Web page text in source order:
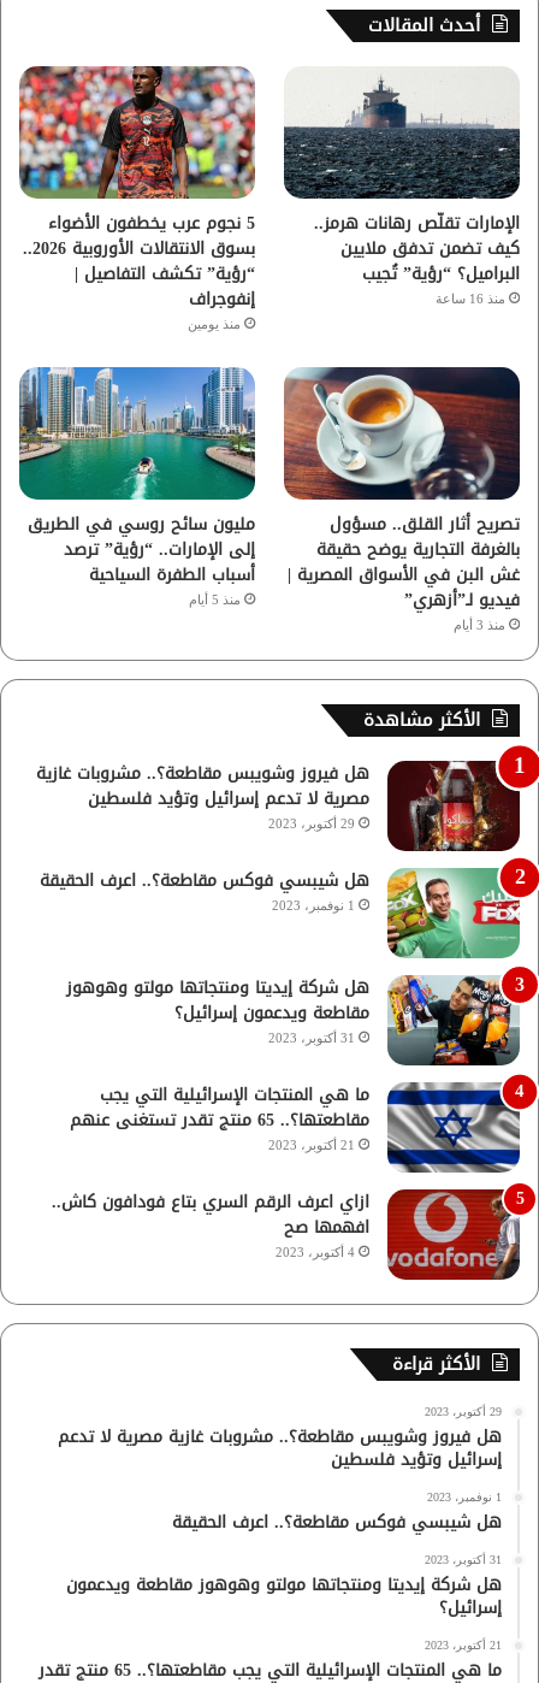
س
ب
ك
ي
و
ب
ت
ق
ر
م
أحدث المقالات
الإمارات تقلّص رهانات هرمز..
كيف تضمن تدفق ملايين
البراميل؟ “رؤية” تُجيب
منذ 16 ساعة
5 نجوم عرب يخطفون الأضواء
بسوق الانتقالات الأوروبية 2026..
“رؤية” تكشف التفاصيل |
إنفوجراف
منذ يومين
تصريح أثار القلق.. مسؤول
بالغرفة التجارية يوضح حقيقة
غش البن في الأسواق المصرية |
فيديو لـ”أزهري”
منذ 3 أيام
مليون سائح روسي في الطريق
إلى الإمارات.. “رؤية” ترصد
أسباب الطفرة السياحية
منذ 5 أيام
الأكثر مشاهدة
هل فيروز وشويبس مقاطعة؟.. مشروبات غازية
مصرية لا تدعم إسرائيل وتؤيد فلسطين
29 أكتوبر، 2023
هل شيبسي فوكس مقاطعة؟.. اعرف الحقيقة
1 نوفمبر، 2023
هل شركة إيديتا ومنتجاتها مولتو وهوهوز
مقاطعة ويدعمون إسرائيل؟
31 أكتوبر، 2023
ما هي المنتجات الإسرائيلية التي يجب
مقاطعتها؟.. 65 منتج تقدر تستغنى عنهم
21 أكتوبر، 2023
ازاي اعرف الرقم السري بتاع فودافون كاش..
افهمها صح
4 أكتوبر، 2023
الأكثر قراءة
29 أكتوبر، 2023
هل فيروز وشويبس مقاطعة؟.. مشروبات غازية مصرية لا تدعم
إسرائيل وتؤيد فلسطين
1 نوفمبر، 2023
هل شيبسي فوكس مقاطعة؟.. اعرف الحقيقة
31 أكتوبر، 2023
هل شركة إيديتا ومنتجاتها مولتو وهوهوز مقاطعة ويدعمون
إسرائيل؟
21 أكتوبر، 2023
ما هي المنتجات الإسرائيلية التي يجب مقاطعتها؟.. 65 منتج تقدر